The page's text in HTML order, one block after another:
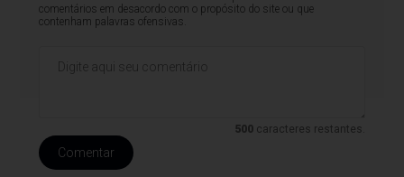
comentários em desacordo com o propósito do site ou que
contenham palavras ofensivas.
500 caracteres restantes.
Comentar